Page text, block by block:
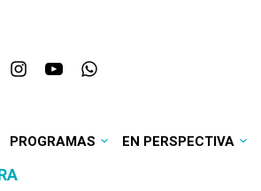
PROGRAMAS EN PERSPECTIVA